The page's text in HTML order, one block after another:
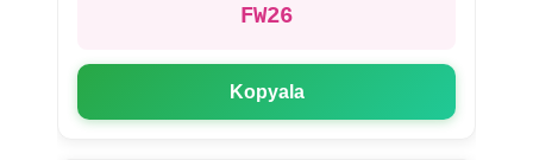
FW26
Kopyala